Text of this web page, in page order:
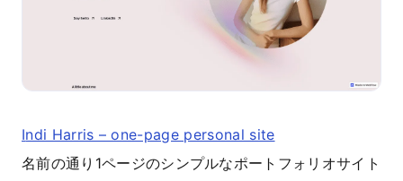
Indi Harris – one-page personal site
名前の通り1ページのシンプルなポートフォリオサイト